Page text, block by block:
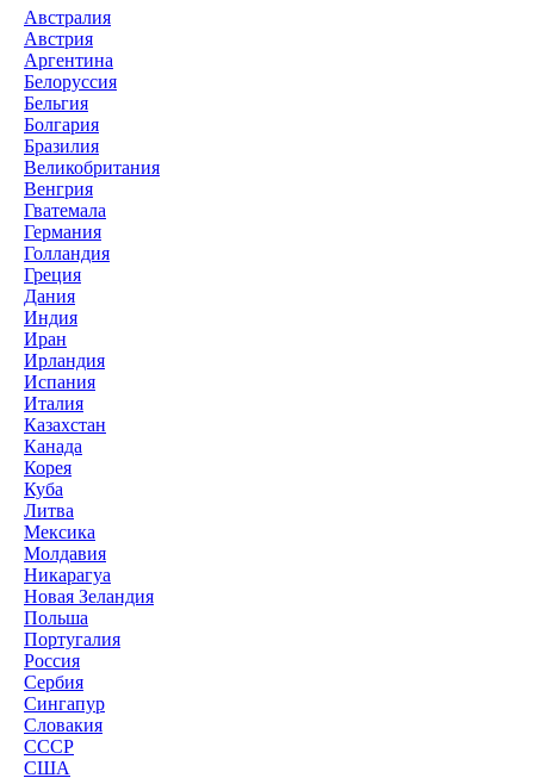
Австралия
Австрия
Аргентина
Белоруссия
Бельгия
Болгария
Бразилия
Великобритания
Венгрия
Гватемала
Германия
Голландия
Греция
Дания
Индия
Иран
Ирландия
Испания
Италия
Казахстан
Канада
Корея
Куба
Литва
Мексика
Молдавия
Никарагуа
Новая Зеландия
Польша
Португалия
Россия
Сербия
Сингапур
Словакия
СССР
США